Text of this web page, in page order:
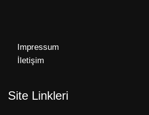
Impressum
İletişim
Site Linkleri